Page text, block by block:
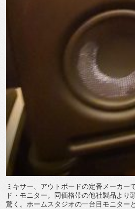
ミキサー、アウトボードの定番メーカー
ド・モニター。同価格帯の他社製品より
驚く。ホームスタジオの一台目モニター